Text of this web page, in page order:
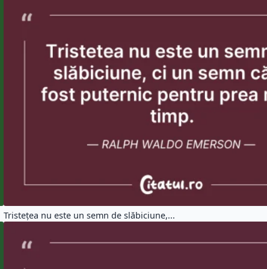
Tristețea nu este un semn de slăbiciune,...